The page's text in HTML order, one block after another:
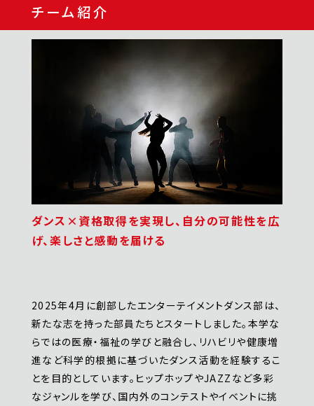
チーム紹介
ダンス×資格取得を実現し、自分の可能性を広
げ、楽しさと感動を届ける
2025年4月に創部したエンターテイメントダンス部は、
新たな志を持った部員たちとスタートしました。本学な
らではの医療・福祉の学びと融合し、リハビリや健康増
進など科学的根拠に基づいたダンス活動を経験するこ
とを目的としています。ヒップホップやJAZZなど多彩
なジャンルを学び、国内外のコンテストやイベントに挑